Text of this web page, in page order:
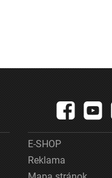
E-SHOP
Reklama